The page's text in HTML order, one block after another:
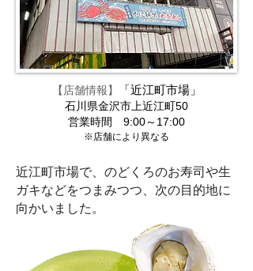
【店舗情報】 「近江町市場」
石川県金沢市上近江町50
営業時間 9:00～17:00
※店舗により異なる
近江町市場で、のどくろのお寿司や生
ガキなどをつまみつつ、次の目的地に
向かいました。